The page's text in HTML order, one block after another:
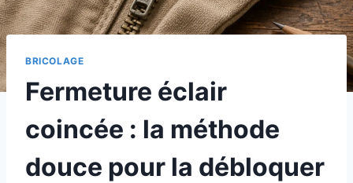
BRICOLAGE
Fermeture éclair
coincée : la méthode
douce pour la débloquer